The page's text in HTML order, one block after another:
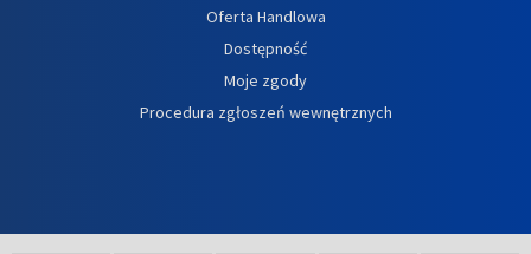
Oferta Handlowa
Dostępność
Moje zgody
Procedura zgłoszeń wewnętrznych